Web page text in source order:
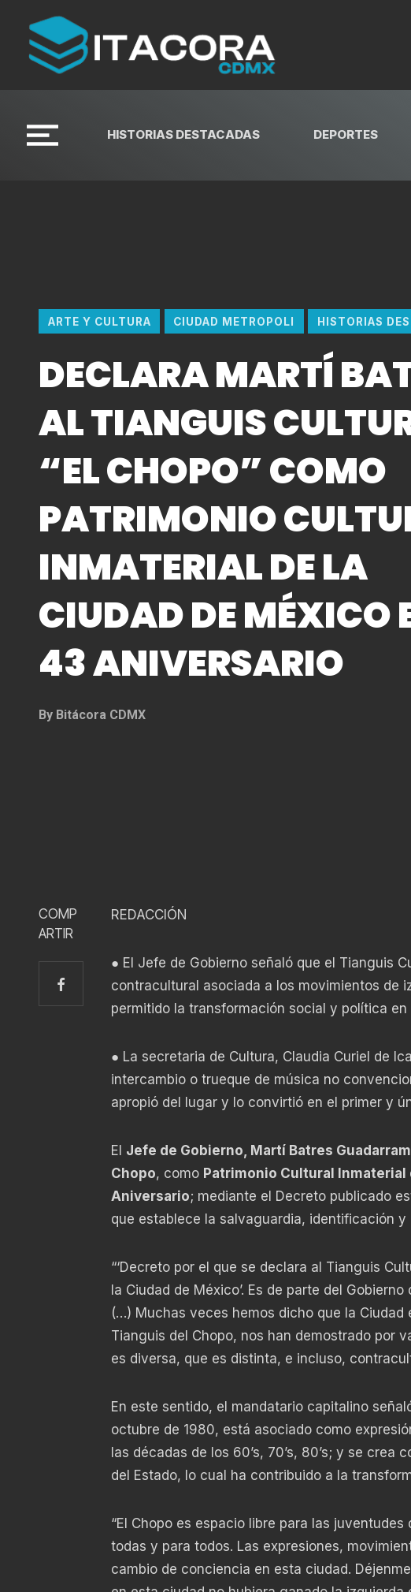
HISTORIAS DESTACADAS DEPORTES
ARTE Y CULTURA CIUDAD METROPOLI HISTORIAS
DECLARA MARTÍ
AL TIANGUIS
“EL CHOPO” COMO
PATRIMONIO
INMATERIAL DE LA
CIUDAD DE MÉXICO
43 ANIVERSARIO
By Bitácora CDMX
COMP
ARTIR
REDACCIÓN
● El Jefe de Gobierno señaló que el Tianguis
contracultural asociada a los movimientos de
permitido la transformación social y política en
● La secretaria de Cultura, Claudia Curiel de
intercambio o trueque de música no
apropió del lugar y lo convirtió en el primer y
El Jefe de Gobierno, Martí Batres
Chopo, como Patrimonio Cultural Inmaterial
Aniversario; mediante el Decreto publicado
que establece la salvaguardia, identificación
“‘Decreto por el que se declara al Tianguis
la Ciudad de México’. Es de parte del
(…) Muchas veces hemos dicho que la
Tianguis del Chopo, nos han demostrado por
es diversa, que es distinta, e incluso,
En este sentido, el mandatario capitalino
octubre de 1980, está asociado como
las décadas de los 60’s, 70’s, 80’s; y se
del Estado, lo cual ha contribuido a la
“El Chopo es espacio libre para las
todas y para todos. Las expresiones,
cambio de conciencia en esta ciudad.